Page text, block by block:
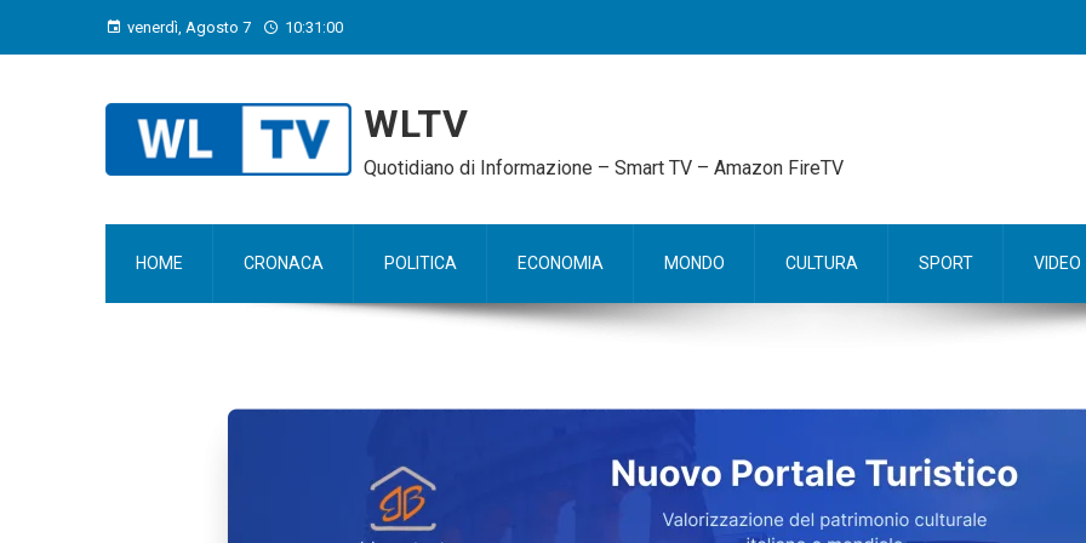
venerdì, Agosto 7 10:31:01
WLTV
Quotidiano di Informazione – Smart TV – Amazon FireTV
HOME CRONACA POLITICA ECONOMIA MONDO CULTURA SPORT VIDEO